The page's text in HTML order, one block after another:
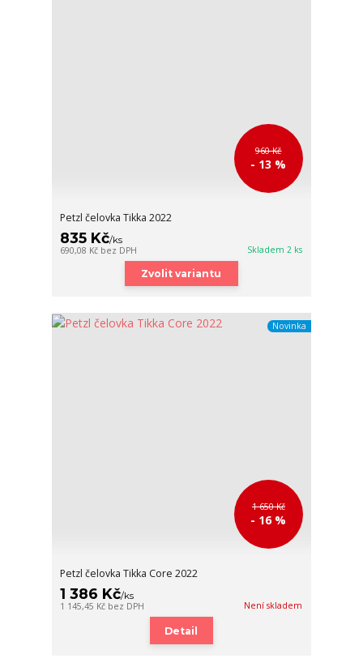
960 Kč
- 13 %
Petzl čelovka Tikka 2022
835 Kč/ks
690,08 Kč bez DPH Skladem 2 ks
Zvolit variantu
Novinka
1 650 Kč
- 16 %
Petzl čelovka Tikka Core 2022
1 386 Kč/ks
1 145,45 Kč bez DPH Není skladem
Detail